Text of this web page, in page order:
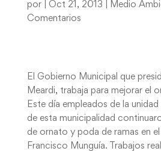
por Oct 21, 2013 Medio
Comentarios
El Gobierno Municipal que
Meardi, trabaja para mejorar el
Este día empleados de la
de esta municipalidad
de ornato y poda de ramas en el
Francisco Munguía. Trabajos